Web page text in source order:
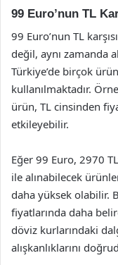
99 Euro’nun TL
99 Euro’nun TL
değil, aynı zamanda
Türkiye’de birçok
kullanılmaktadır.
ürün, TL cinsinden
etkileyebilir.
Eğer 99 Euro, 2970
ile alınabilecek
daha yüksek olabilir.
fiyatlarında daha
döviz kurlarındaki
alışkanlıklarını